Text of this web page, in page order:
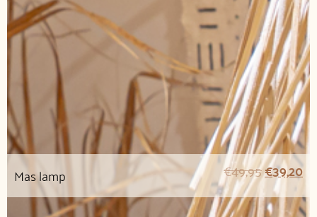
Mas lamp €49,95€39,20